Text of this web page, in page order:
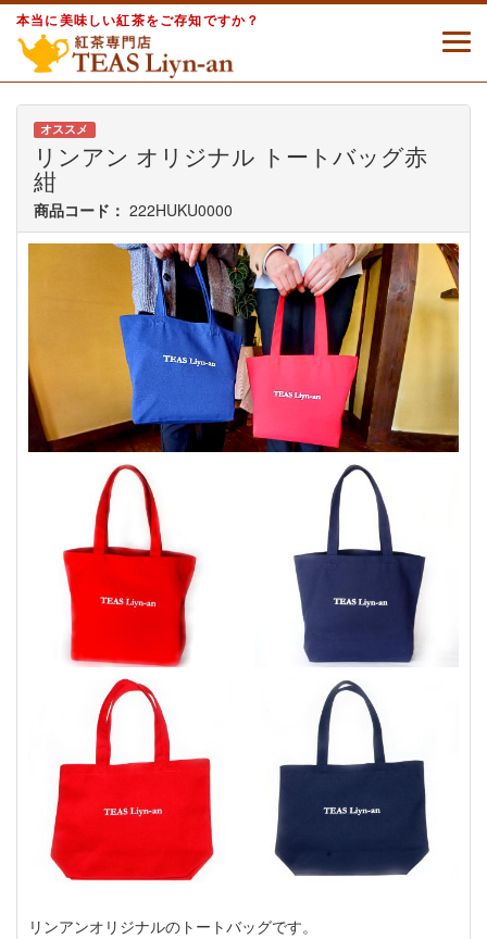
本当に美味しい紅茶をご存知ですか？
オススメ
リンアン オリジナル トートバッグ赤
紺
商品コード： 222HUKU0000
リンアンオリジナルのトートバッグです。